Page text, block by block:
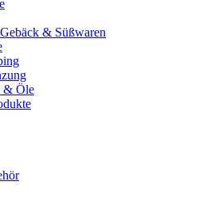
& Süßwaren
& Öle